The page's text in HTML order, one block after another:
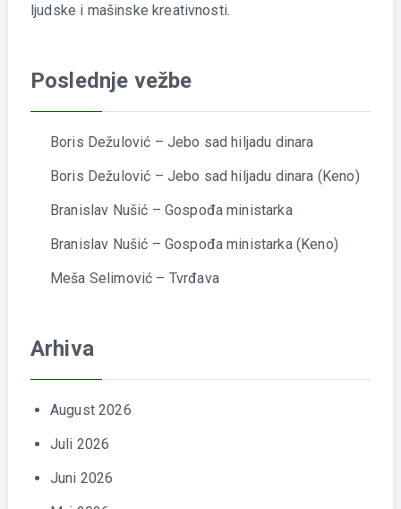
ljudske i mašinske kreativnosti.
Poslednje vežbe
Boris Dežulović – Jebo sad hiljadu dinara
Boris Dežulović – Jebo sad hiljadu dinara (Keno)
Branislav Nušić – Gospođa ministarka
Branislav Nušić – Gospođa ministarka (Keno)
Meša Selimović – Tvrđava
Arhiva
August 2026
Juli 2026
Juni 2026